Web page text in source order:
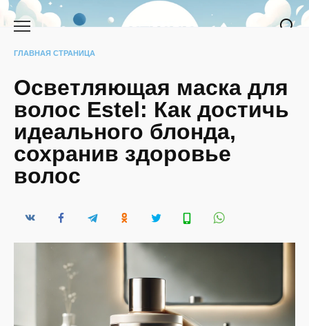
Перейти
ГЛАВНАЯ СТРАНИЦА
Осветляющая маска для
волос Estel: Как достичь
идеального блонда,
сохранив здоровье
волос